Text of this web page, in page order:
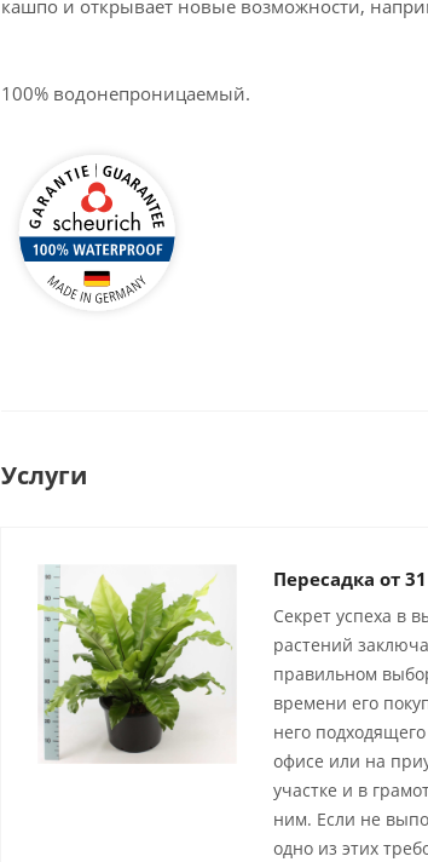
кашпо и открывает новые возможности,
100% водонепроницаемый.
Услуги
Пересадка от
Секрет успеха в
растений
правильном
времени его
него
офисе или на
участке и в
ним. Если не
одно из этих